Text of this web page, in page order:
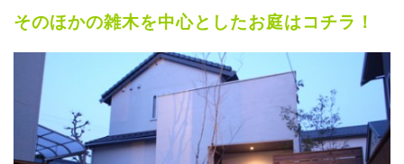
そのほかの雑木を中心としたお庭はコチラ！